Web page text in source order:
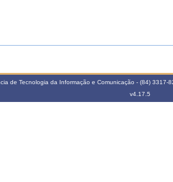
de Tecnologia da Informação e Comunicação - (84)
v4.17.5